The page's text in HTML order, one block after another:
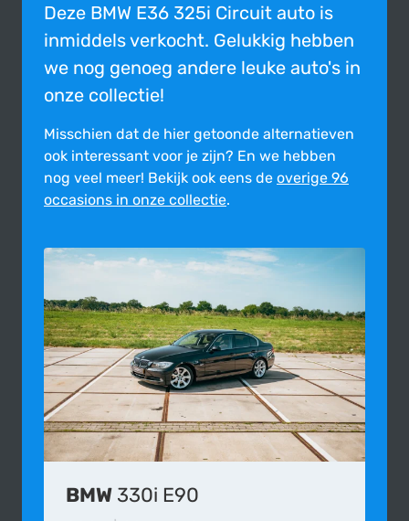
Deze BMW E36 325i Circuit auto is
inmiddels verkocht. Gelukkig hebben
we nog genoeg andere leuke auto's in
onze collectie!
Misschien dat de hier getoonde alter­na­tie­ven
ook inte­res­sant voor je zijn? En we hebben
nog veel meer! Bekijk ook eens de overige 96
occasions in onze collectie.
BMW 330i E90